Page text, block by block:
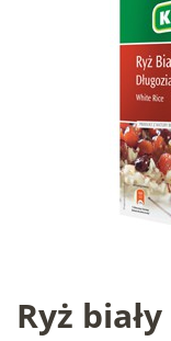
Ryż biały